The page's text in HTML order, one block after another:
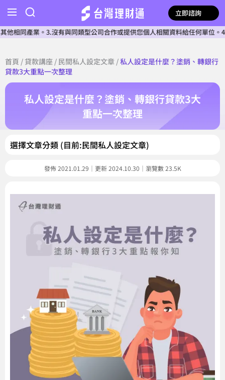
立即諮詢
沒有與同類型公司合作或提供您個人相關資料給任何單位。4.本公司確
首頁 / 貸款講座 / 民間私人設定文章 /私人設定是什麼？塗銷、轉銀行
貸款3大重點一次整理
私人設定是什麼？塗銷、轉銀行貸款3大
重點一次整理
選擇文章分類 (目前:民間私人設定文章)
發佈 2021.01.29｜更新 2024.10.30｜瀏覽數 23.5K